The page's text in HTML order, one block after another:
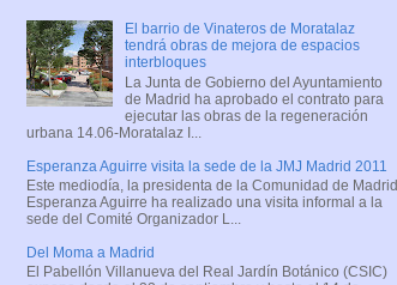
El barrio de Vinateros de Moratalaz
tendrá obras de mejora de espacios
interbloques
La Junta de Gobierno del Ayuntamiento
de Madrid ha aprobado el contrato para
ejecutar las obras de la regeneración
urbana 14.06-Moratalaz I...
Esperanza Aguirre visita la sede de la JMJ Madrid 2011
Este mediodía, la presidenta de la Comunidad de Madrid
Esperanza Aguirre ha realizado una visita informal a la
sede del Comité Organizador L...
Del Moma a Madrid
El Pabellón Villanueva del Real Jardín Botánico (CSIC)